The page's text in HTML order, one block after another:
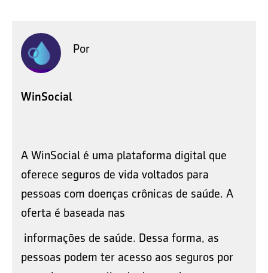
Por
WinSocial
A WinSocial é uma plataforma digital que
oferece seguros de vida voltados para
pessoas com doenças crônicas de saúde. A
oferta é baseada nas
informações de saúde. Dessa forma, as
pessoas podem ter acesso aos seguros por